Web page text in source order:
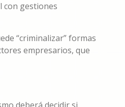
con gestiones
“criminalizar” formas
empresarios, que